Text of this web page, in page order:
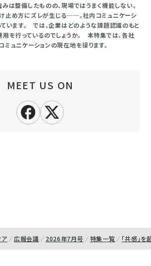
みは整備したものの、現場ではうまく機能しない。
止め方にズレが生じる──。社内コミュニケーシ
ています。 では、企業はどのような課題認識のもと
用を行っているのでしょうか。 本特集では、各社
ミュニケーションの現在地を探ります。
MEET US ON
ア 広報会議 2026年7月号 特集一覧 「共感」